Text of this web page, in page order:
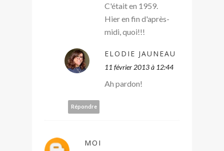
C'était en 1959.
Hier en fin d'après-
midi, quoi!!!
ELODIE JAUNEAU
11 février 2013 à 12:44
Ah pardon!
Répondre
MOI